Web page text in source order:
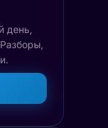
день,